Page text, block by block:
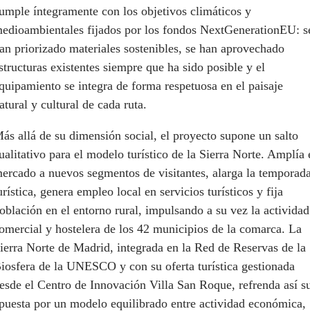
íntegramente con los objetivos climáticos y
fijados por los fondos NextGenerationEU:
priorizado materiales sostenibles, se han aprovechado
existentes siempre que ha sido posible y el
se integra de forma respetuosa en el paisaje
y cultural de cada ruta.
allá de su dimensión social, el proyecto supone un salto
para el modelo turístico de la Sierra Norte. Amplía
a nuevos segmentos de visitantes, alarga la
genera empleo local en servicios turísticos y fija
en el entorno rural, impulsando a su vez la actividad
y hostelera de los 42 municipios de la comarca. La
Norte de Madrid, integrada en la Red de Reservas de la
de la UNESCO y con su oferta turística gestionada
el Centro de Innovación Villa San Roque, refrenda así
por un modelo equilibrado entre actividad económica,